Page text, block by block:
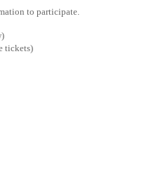
to participate.
tickets)